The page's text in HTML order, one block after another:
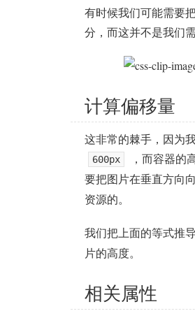
有时候我们可能需要
分，而这并不是我们
计算偏移量
这非常的棘手，因为
600px ，而容器的
要把图片在垂直方向
资源的。
我们把上面的等式推
片的高度。
相关属性